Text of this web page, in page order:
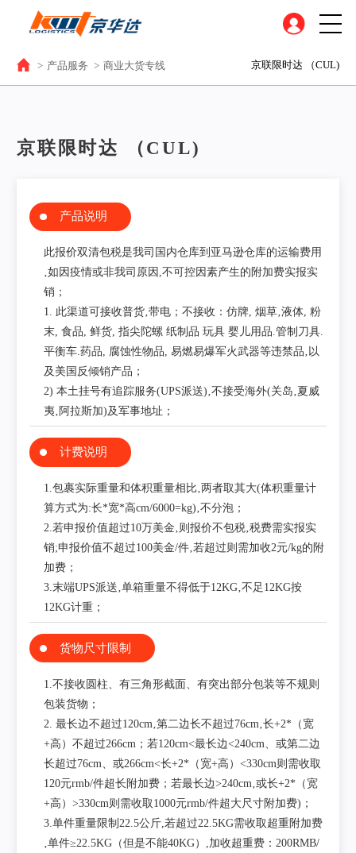
> 产品服务 > 商业大货专线 京联限时达 （CUL)
京联限时达 （CUL)
产品说明
此报价双清包税是我司国内仓库到亚马逊仓库的运输费用
‚如因疫情或非我司原因,不可控因素产生的附加费实报实
销；
1. 此渠道可接收普货‚带电；不接收：仿牌, 烟草‚液体, 粉
末, 食品, 鲜货, 指尖陀螺 纸制品 玩具 婴儿用品.管制刀具.
平衡车.药品, 腐蚀性物品, 易燃易爆军火武器等违禁品‚以
及美国反倾销产品；
2) 本土挂号有追踪服务(UPS派送)‚不接受海外(关岛‚夏威
夷‚阿拉斯加)及军事地址；
计费说明
1.包裹实际重量和体积重量相比‚两者取其大(体积重量计
算方式为:长*宽*高cm/6000=kg)‚不分泡；
2.若申报价值超过10万美金‚则报价不包税‚税费需实报实
销;申报价值不超过100美金/件‚若超过则需加收2元/kg的附
加费；
3.末端UPS派送‚单箱重量不得低于12KG‚不足12KG按
12KG计重；
货物尺寸限制
1.不接收圆柱、有三角形截面、有突出部分包装等不规则
包装货物；
2. 最长边不超过120cm‚第二边长不超过76cm‚长+2*（宽
+高）不超过266cm；若120cm<最长边<240cm、或第二边
长超过76cm、或266cm<长+2*（宽+高）<330cm则需收取
120元rmb/件超长附加费；若最长边>240cm‚或长+2*（宽
+高）>330cm则需收取1000元rmb/件超大尺寸附加费)；
3.单件重量限制22.5公斤,若超过22.5KG需收取超重附加费
‚单件≥22.5KG（但是不能40KG）,加收超重费：200RMB/